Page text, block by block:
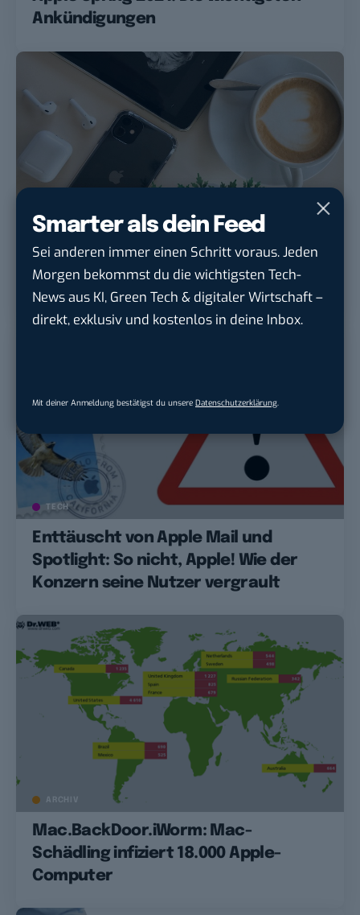
Smarter als dein Feed
Sei anderen immer einen Schritt voraus. Jeden
Morgen bekommst du die wichtigsten Tech-
News aus KI, Green Tech & digitaler Wirtschaft –
direkt, exklusiv und kostenlos in deine Inbox.
Mit deiner Anmeldung bestätigst du unsere Datenschutzerklärung
Ankündigungen
iOS 13.3 und iPad OS 13.3: Die neuen
Funktionen im Überblick
TECH
Enttäuscht von Apple Mail und
Spotlight: So nicht, Apple! Wie der
Konzern seine Nutzer vergrault
ARCHIV
Mac.BackDoor.iWorm: Mac-
Schädling infiziert 18.000 Apple-
Computer